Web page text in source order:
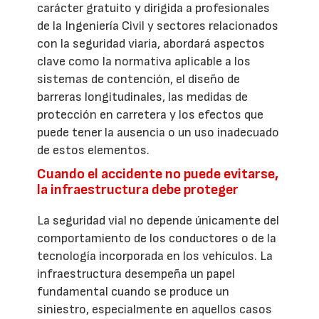
carácter gratuito y dirigida a profesionales
de la Ingeniería Civil y sectores relacionados
con la seguridad viaria, abordará aspectos
clave como la normativa aplicable a los
sistemas de contención, el diseño de
barreras longitudinales, las medidas de
protección en carretera y los efectos que
puede tener la ausencia o un uso inadecuado
de estos elementos.
Cuando el accidente no puede evitarse,
la infraestructura debe proteger
La seguridad vial no depende únicamente del
comportamiento de los conductores o de la
tecnología incorporada en los vehículos. La
infraestructura desempeña un papel
fundamental cuando se produce un
siniestro, especialmente en aquellos casos